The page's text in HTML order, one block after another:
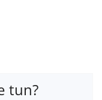
tun?